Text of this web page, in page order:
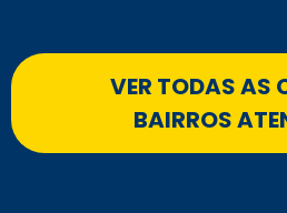
VER TODAS AS
BAIRROS